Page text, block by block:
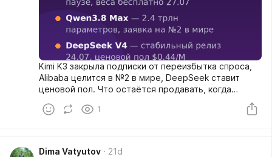
Kimi K3 закрыла подписки от переизбытка спроса,
Alibaba целится в №2 в мире, DeepSeek ставит
ценовой пол. Что остаётся продавать, когда
1
Dima Vatyutov 21d